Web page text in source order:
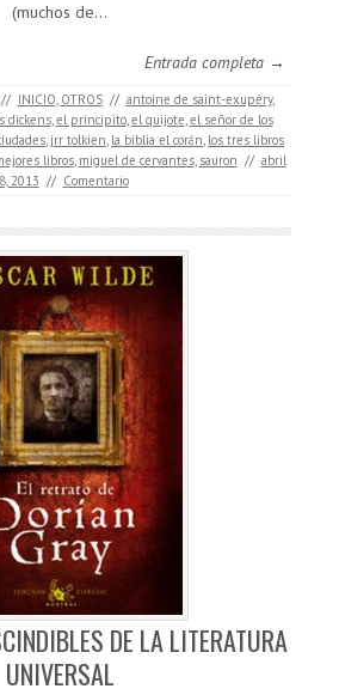
(muchos de…
Entrada completa →
// INICIO, OTROS // antoine de saint-exupéry,
dickens,el principito,el quijote,el señor de los
, jrr tolkien, la biblia el corán, los tres libros
libros, miguel de cervantes, sauron // abril
2013 // Comentario
DE LA LITERATURA
UNIVERSAL